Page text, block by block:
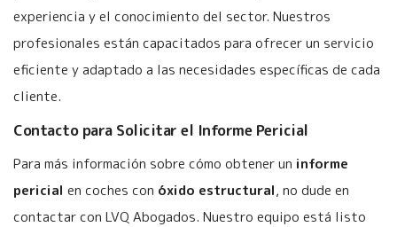
experiencia y el conocimiento del sector. Nuestros
profesionales están capacitados para ofrecer un servicio
eficiente y adaptado a las necesidades específicas de cada
cliente.
Contacto para Solicitar el Informe Pericial
Para más información sobre cómo obtener un informe
pericial en coches con óxido estructural, no dude en
contactar con LVQ Abogados. Nuestro equipo está listo